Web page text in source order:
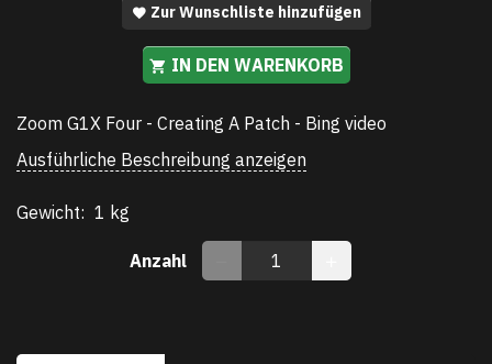
Zur Wunschliste hinzufügen
IN DEN WARENKORB
Zoom G1X Four - Creating A Patch - Bing video
Ausführliche Beschreibung anzeigen
Gewicht: 1 kg
Anzahl